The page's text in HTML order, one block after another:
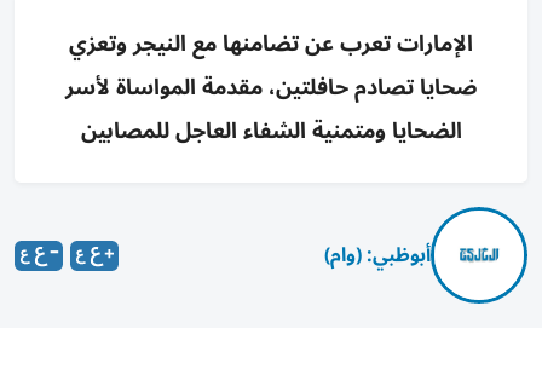
الإمارات تعرب عن تضامنها مع النيجر وتعزي
ضحايا تصادم حافلتين، مقدمة المواساة لأسر
الضحايا ومتمنية الشفاء العاجل للمصابين
أبوظبي: (وام)